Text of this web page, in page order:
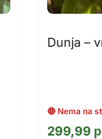
Dunja –
299,99